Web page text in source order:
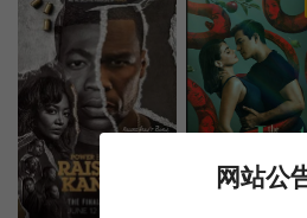
帮助，他们总会提供……“天赐之力”。
第8集完结
网站公